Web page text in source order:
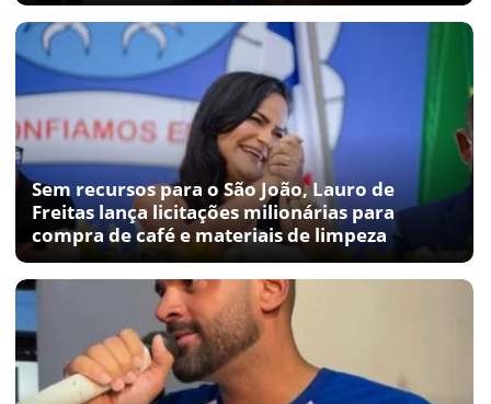
Sem recursos para o São João, Lauro de
Freitas lança licitações milionárias para
compra de café e materiais de limpeza